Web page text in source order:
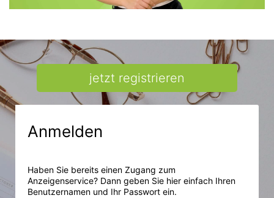
jetzt registrieren
Anmelden
Haben Sie bereits einen Zugang zum
Anzeigenservice? Dann geben Sie hier einfach Ihren
Benutzernamen und Ihr Passwort ein.